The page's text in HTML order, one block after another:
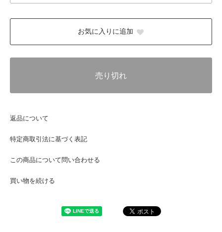
お気に入りに追加
売り切れ
返品について
特定商取引法に基づく表記
この商品について問い合わせる
買い物を続ける